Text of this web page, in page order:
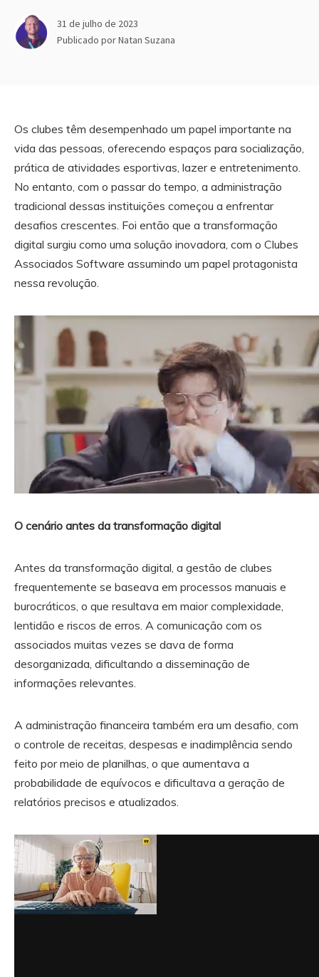
31 de julho de 2023
Publicado porNatan Suzana
Os clubes têm desempenhado um papel importante na
vida das pessoas, oferecendo espaços para socialização,
prática de atividades esportivas, lazer e entretenimento.
No entanto, com o passar do tempo, a administração
tradicional dessas instituições começou a enfrentar
desafios crescentes. Foi então que a transformação
digital surgiu como uma solução inovadora, com o Clubes
Associados Software assumindo um papel protagonista
nessa revolução.
O cenário antes da transformação digital
Antes da transformação digital, a gestão de clubes
frequentemente se baseava em processos manuais e
burocráticos, o que resultava em maior complexidade,
lentidão e riscos de erros. A comunicação com os
associados muitas vezes se dava de forma
desorganizada, dificultando a disseminação de
informações relevantes.
A administração financeira também era um desafio, com
o controle de receitas, despesas e inadimplência sendo
feito por meio de planilhas, o que aumentava a
probabilidade de equívocos e dificultava a geração de
relatórios precisos e atualizados.